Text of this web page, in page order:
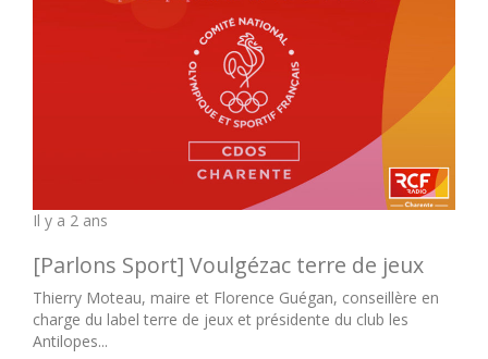
Il y a 2 ans
[Parlons Sport] Voulgézac terre de jeux
Thierry Moteau, maire et Florence Guégan, conseillère en
charge du label terre de jeux et présidente du club les
Antilopes...